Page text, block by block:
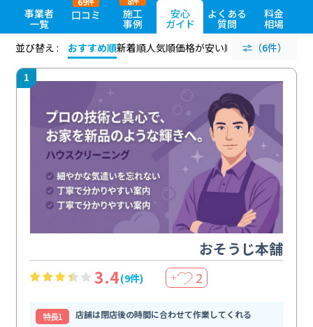
事業者
一覧
口コミ 施工
事例
安心
ガイド
よくある
質問
料金
相場
並び替え :
おすすめ順新着順人気順価格が安い順 評価が高い順
（6件）
1
おそうじ本舗
3.4(9件) ＋ 2
特⻑1
店舗は閉店後の時間に合わせて作業してくれる